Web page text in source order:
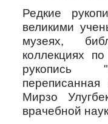
Редкие
великими
музеях,
коллекциях
рукопись
Мирзо
врачебной